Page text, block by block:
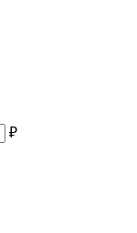
₽